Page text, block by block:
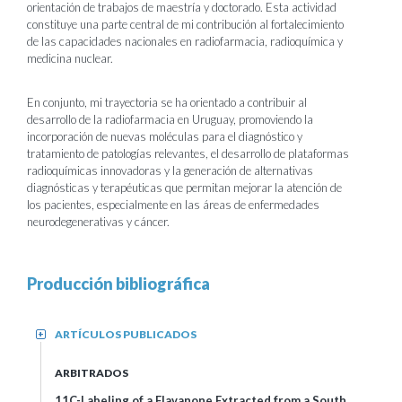
orientación de trabajos de maestría y doctorado. Esta actividad
constituye una parte central de mi contribución al fortalecimiento
de las capacidades nacionales en radiofarmacia, radioquímica y
medicina nuclear.
En conjunto, mi trayectoria se ha orientado a contribuir al
desarrollo de la radiofarmacia en Uruguay, promoviendo la
incorporación de nuevas moléculas para el diagnóstico y
tratamiento de patologías relevantes, el desarrollo de plataformas
radioquímicas innovadoras y la generación de alternativas
diagnósticas y terapéuticas que permitan mejorar la atención de
los pacientes, especialmente en las áreas de enfermedades
neurodegenerativas y cáncer.
Producción bibliográfica
ARTÍCULOS PUBLICADOS
+
ARBITRADOS